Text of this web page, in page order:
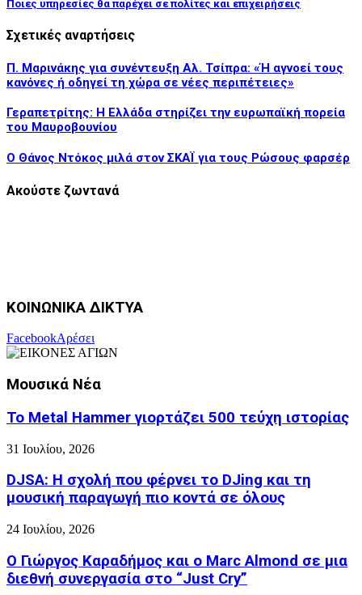
Ποιες υπηρεσίες θα παρέχει σε πολίτες και επιχειρήσεις
Σχετικές αναρτήσεις
Π. Μαρινάκης για συνέντευξη Αλ. Τσίπρα: «Ή αγνοεί τους
κανόνες ή οδηγεί τη χώρα σε νέες περιπέτειες»
Γεραπετρίτης: Η Ελλάδα στηρίζει την ευρωπαϊκή πορεία
του Μαυροβουνίου
Ο Θάνος Ντόκος μιλά στον ΣΚΑΪ για τους Ρώσους φαρσέρ
Ακούστε ζωντανά
ΚΟΙΝΩΝΙΚΑ ΔΙΚΤΥΑ
FacebookΑρέσει
Μουσικά Νέα
Το Metal Hammer γιορτάζει 500 τεύχη ιστορίας
31 Ιουλίου, 2026
DJSA: Η σχολή που φέρνει το DJing και τη
μουσική παραγωγή πιο κοντά σε όλους
24 Ιουλίου, 2026
Ο Γιώργος Καραδήμος και ο Marc Almond σε μια
διεθνή συνεργασία στο “Just Cry”